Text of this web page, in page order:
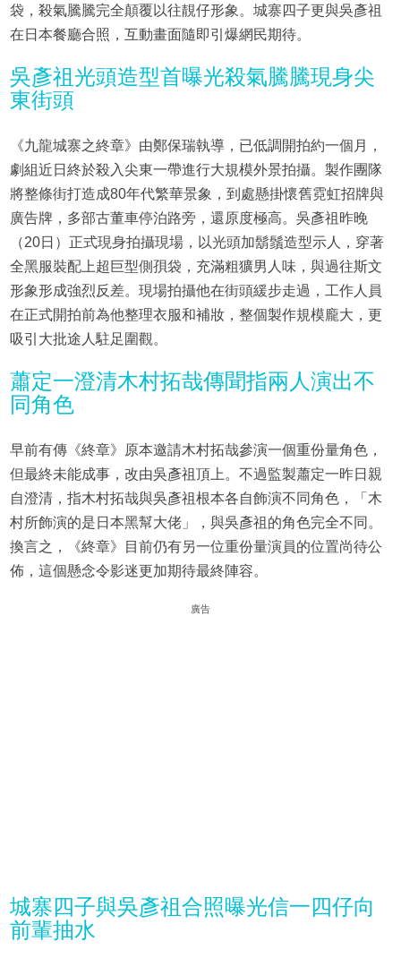
袋，殺氣騰騰完全顛覆以往靚仔形象。城寨四子更與吳彥祖
在日本餐廳合照，互動畫面隨即引爆網民期待。
吳彥祖光頭造型首曝光殺氣騰騰現身尖
東街頭
《九龍城寨之終章》由鄭保瑞執導，已低調開拍約一個月，
劇組近日終於殺入尖東一帶進行大規模外景拍攝。製作團隊
將整條街打造成80年代繁華景象，到處懸掛懷舊霓虹招牌與
廣告牌，多部古董車停泊路旁，還原度極高。吳彥祖昨晚
（20日）正式現身拍攝現場，以光頭加鬍鬚造型示人，穿著
全黑服裝配上超巨型側孭袋，充滿粗獷男人味，與過往斯文
形象形成強烈反差。現場拍攝他在街頭緩步走過，工作人員
在正式開拍前為他整理衣服和補妝，整個製作規模龐大，更
吸引大批途人駐足圍觀。
蕭定一澄清木村拓哉傳聞指兩人演出不
同角色
早前有傳《終章》原本邀請木村拓哉參演一個重份量角色，
但最終未能成事，改由吳彥祖頂上。不過監製蕭定一昨日親
自澄清，指木村拓哉與吳彥祖根本各自飾演不同角色，「木
村所飾演的是日本黑幫大佬」，與吳彥祖的角色完全不同。
換言之，《終章》目前仍有另一位重份量演員的位置尚待公
佈，這個懸念令影迷更加期待最終陣容。
廣告
城寨四子與吳彥祖合照曝光信一四仔向
前輩抽水